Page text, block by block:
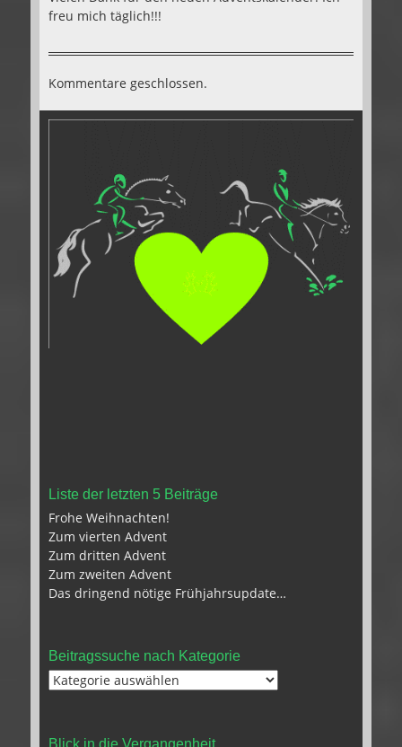
freu mich täglich!!!
Kommentare geschlossen.
Liste der letzten 5 Beiträge
Frohe Weihnachten!
Zum vierten Advent
Zum dritten Advent
Zum zweiten Advent
Das dringend nötige Frühjahrsupdate…
Beitragssuche nach Kategorie
Beitragssuche
Blick in die Vergangenheit